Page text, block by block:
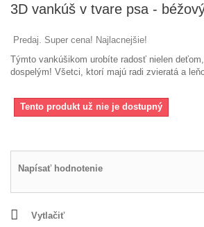
3D vankúš v tvare psa -
Predaj. Super cena! Najlacnejšie!
Týmto vankúšikom urobíte radosť nielen deťom
dospelým! Všetci, ktorí majú radi zvieratá a
Tento produkt už nie je dostupný
Napísať hodnotenie
Vytlačiť